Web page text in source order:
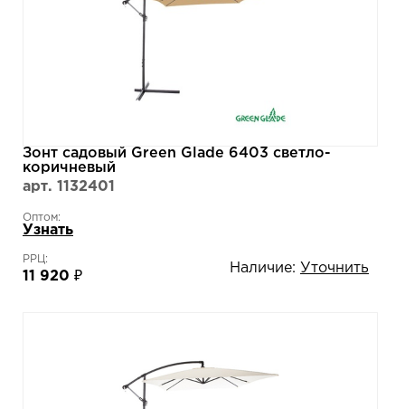
Зонт садовый Green Glade 6403 светло-
коричневый
арт. 1132401
Оптом:
Узнать
РРЦ:
11 920 ₽
Наличие: Уточнить